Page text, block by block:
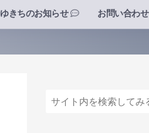
ゆきちのお知らせ お問い合わせ